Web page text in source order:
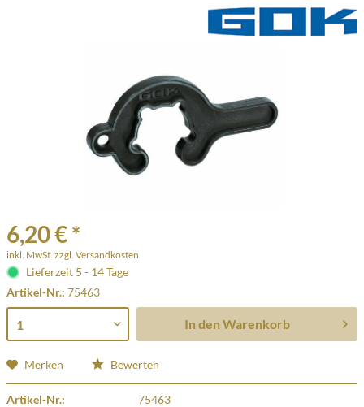
6,20 € *
inkl. MwSt. zzgl. Versandkosten
Lieferzeit 5 - 14 Tage
Artikel-Nr.: 75463
In den Warenkorb
Merken Bewerten
Artikel-Nr.: 75463